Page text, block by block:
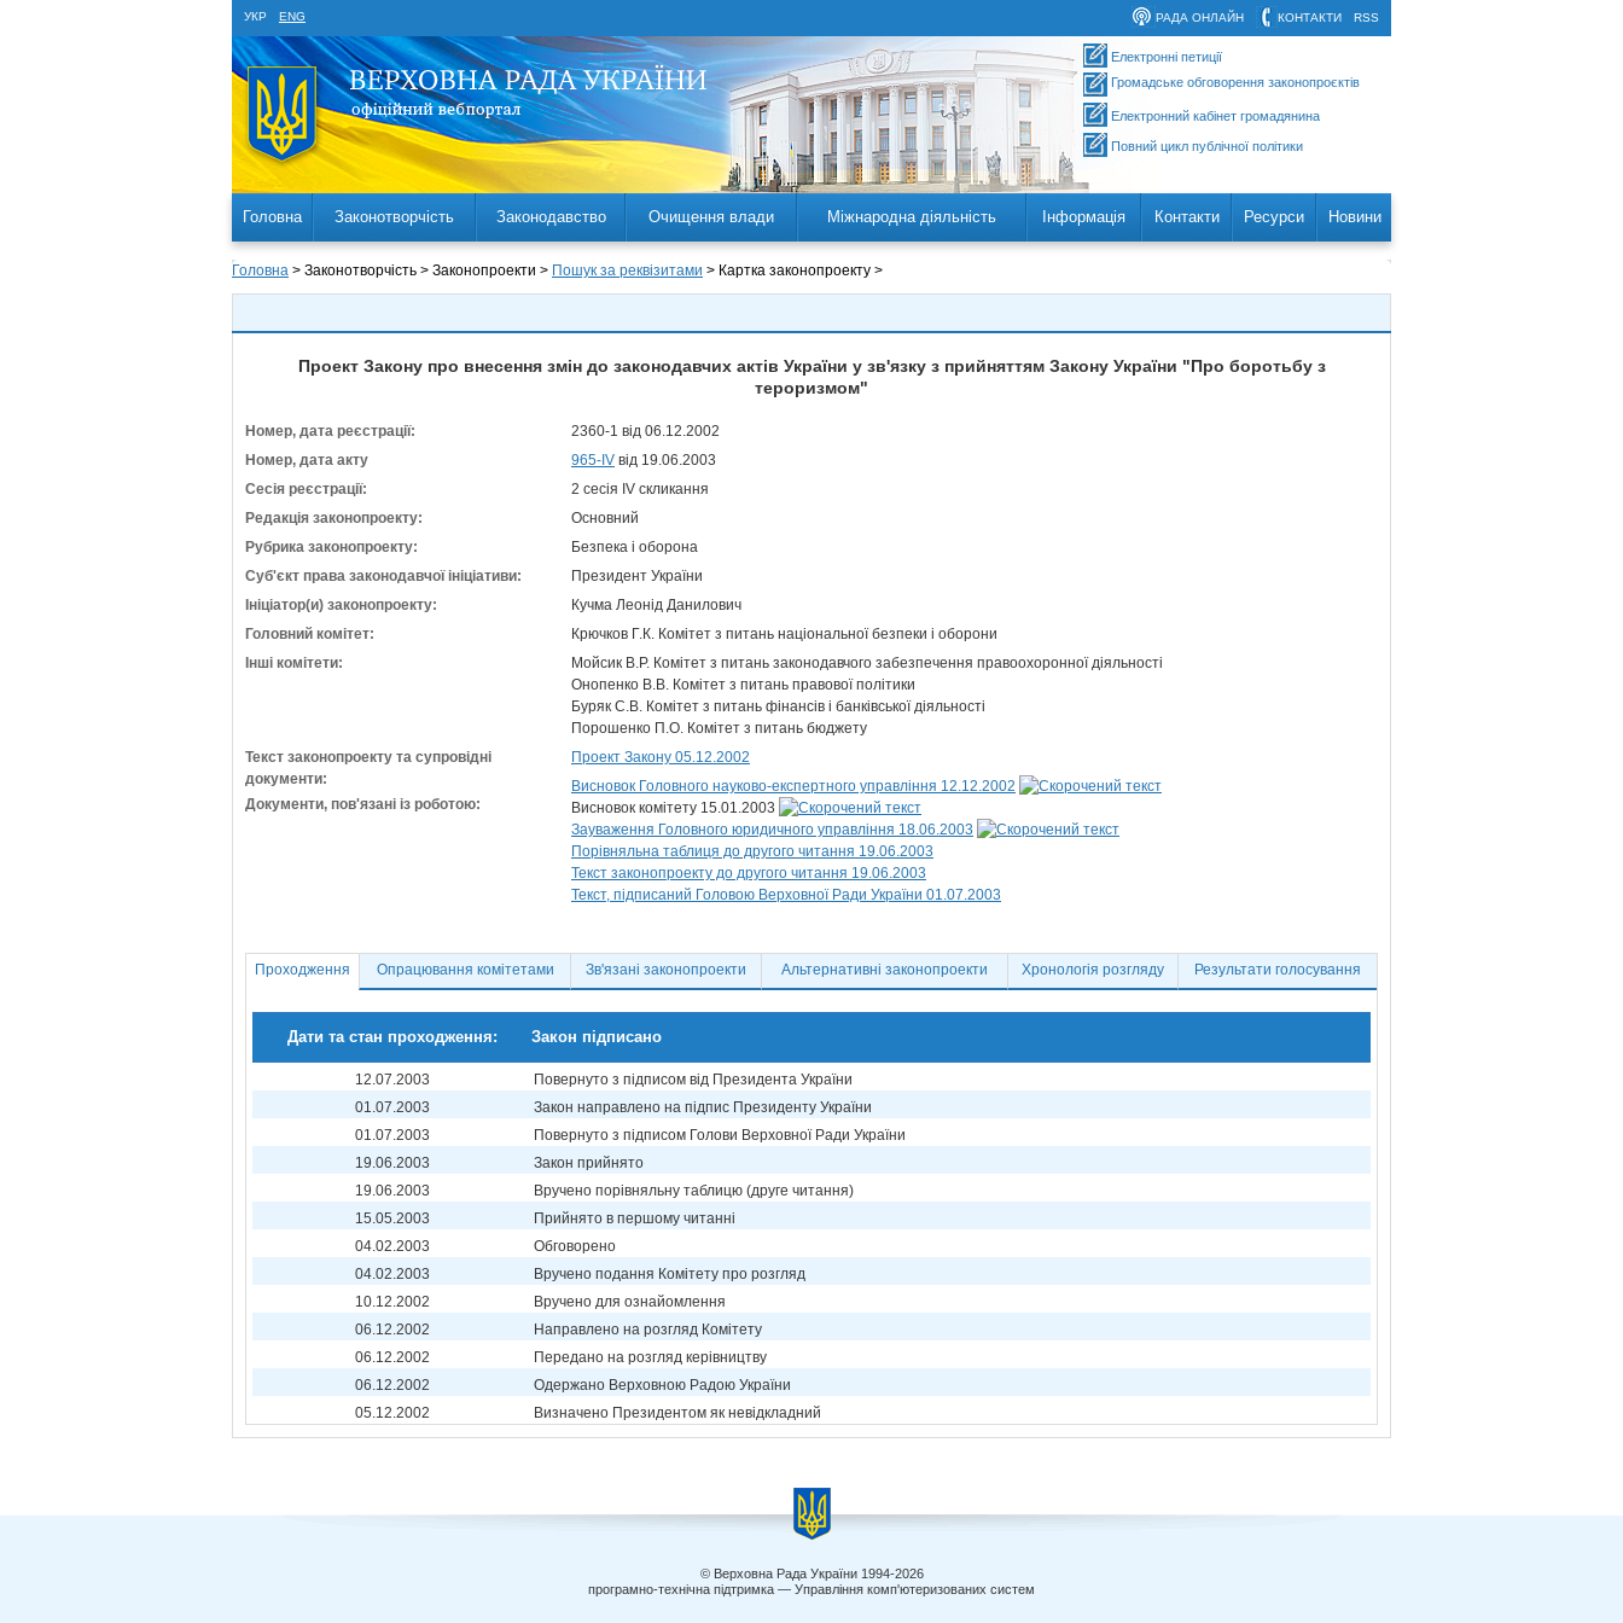
УКР ENG RSS
КОНТАКТИ
РАДА ОНЛАЙН
Електронні петиції
Громадське обговорення законопроєктів
Електронний кабінет громадянина
Повний цикл публічної політики
Головна Законотворчість Законодавство Очищення влади Міжнародна діяльність Інформація Контакти Ресурси Новини
Головна > Законотворчість > Законопроекти > Пошук за реквізитами > Картка законопроекту >
Проект Закону про внесення змін до законодавчих актів України у зв'язку з прийняттям Закону України "Про боротьбу з
тероризмом"
Номер, дата реєстрації:
2360-1 від 06.12.2002
Номер, дата акту
965-IV від 19.06.2003
Сесія реєстрації:
2 сесія IV скликання
Редакція законопроекту:
Основний
Рубрика законопроекту:
Безпека і оборона
Суб'єкт права законодавчої ініціативи:
Президент України
Ініціатор(и) законопроекту:
Кучма Леонід Данилович
Головний комітет:
Крючков Г.К. Комітет з питань національної безпеки і оборони
Інші комітети:
Мойсик В.Р. Комітет з питань законодавчого забезпечення правоохоронної діяльності
Онопенко В.В. Комітет з питань правової політики
Буряк С.В. Комітет з питань фінансів і банківської діяльності
Порошенко П.О. Комітет з питань бюджету
Текст законопроекту та супровідні
документи:
Проект Закону 05.12.2002
Документи, пов'язані із роботою:
Висновок Головного науково-експертного управління 12.12.2002
Висновок комітету 15.01.2003
Зауваження Головного юридичного управління 18.06.2003
Порівняльна таблиця до другого читання 19.06.2003
Текст законопроекту до другого читання 19.06.2003
Текст, підписаний Головою Верховної Ради України 01.07.2003
Проходження Опрацювання комітетами Зв'язані законопроекти Альтернативні законопроекти Хронологія розгляду Результати голосування
Дати та стан проходження: Закон підписано
12.07.2003
Повернуто з підписом від Президента України
01.07.2003
Закон направлено на підпис Президенту України
01.07.2003
Повернуто з підписом Голови Верховної Ради України
19.06.2003
Закон прийнято
19.06.2003
Вручено порівняльну таблицю (друге читання)
15.05.2003
Прийнято в першому читанні
04.02.2003
Обговорено
04.02.2003
Вручено подання Комітету про розгляд
10.12.2002
Вручено для ознайомлення
06.12.2002
Направлено на розгляд Комітету
06.12.2002
Передано на розгляд керівництву
06.12.2002
Одержано Верховною Радою України
05.12.2002
Визначено Президентом як невідкладний
© Верховна Рада України 1994-2026
програмно-технічна підтримка — Управління комп'ютеризованих систем